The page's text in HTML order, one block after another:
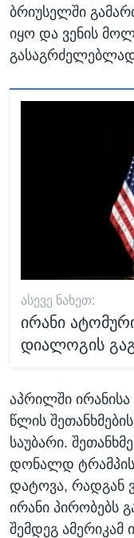
ბრიუსელში
იყო და ვენის
გასაგრძელებლად
ᲐᲡᲔᲕᲔ ᲜᲐᲮᲔᲗ:
ირანი
დიალოგის
აპრილში
წლის
საუბარი.
დონალდ ტრამპის
დატოვა, რადგან
ირანი პირობებს
შემდეგ